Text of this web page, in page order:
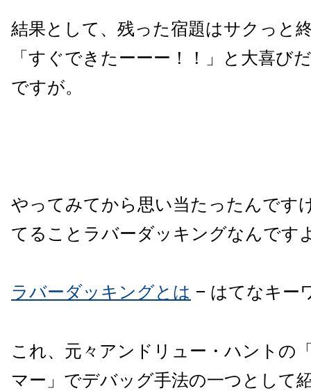
結果として、残った宿題はサクっと
「すぐできたーーー！！」と大喜び
ですが。
やってみてから思い当たったんです
てることラバーダッキングなんです
ラバーダッキングとは – はてなキー
これ、元々アンドリュー・ハントの
マー」でデバッグ手法の一つとして